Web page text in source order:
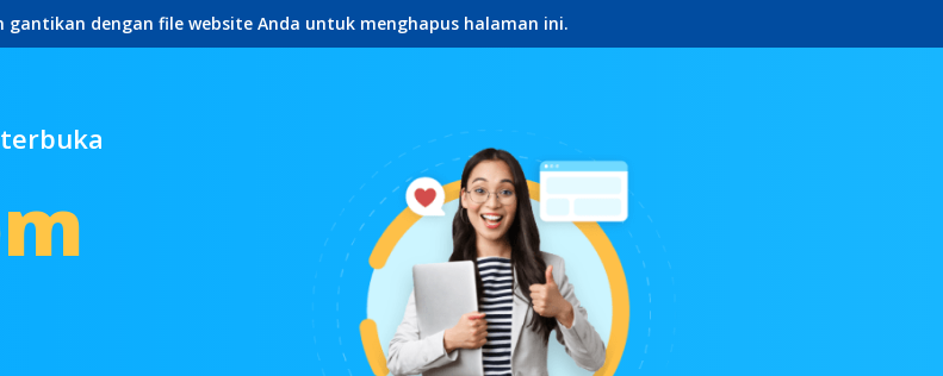
gantikan dengan file website Anda untuk menghapus halaman ini.